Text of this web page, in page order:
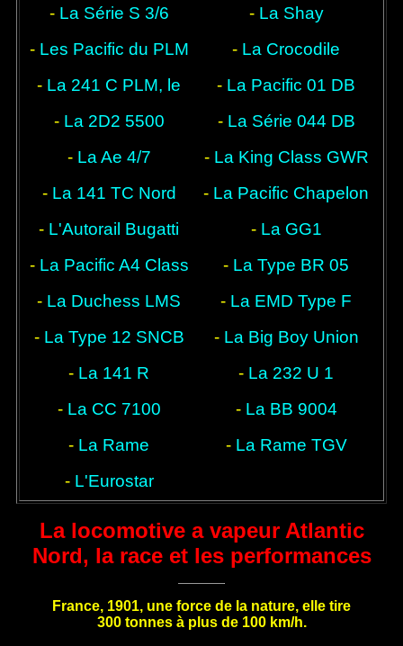
Gothard
- La Série S 3/6 - La Shay
- Les Pacific du PLM - La Crocodile
- La 241 C PLM, le
Cigare
- La Pacific 01 DB
- La 2D2 5500 - La Série 044 DB
- La Ae 4/7 - La King Class GWR
- La 141 TC Nord - La Pacific Chapelon
Nord
- L'Autorail Bugatti - La GG1
- La Pacific A4 Class - La Type BR 05
- La Duchess LMS - La EMD Type F
- La Type 12 SNCB - La Big Boy Union
Pacific
- La 141 R - La 232 U 1
- La CC 7100 - La BB 9004
- La Rame
Shinkansen
- La Rame TGV
- L'Eurostar
La locomotive a vapeur Atlantic
Nord, la race et les performances
France, 1901, une force de la nature, elle tire
300 tonnes à plus de 100 km/h.